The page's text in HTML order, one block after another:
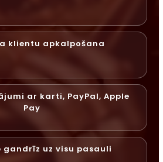
klientu apkalpošana
ar karti, PayPal, Apple
Pay
gandrīz uz visu pasauli